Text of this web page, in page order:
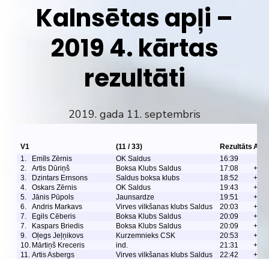
Kalnsētas apļi –
2019 4. kārtas
rezultāti
2019. gada 11. septembris